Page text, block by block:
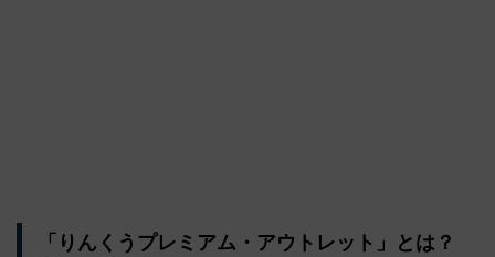
「りんくうプレミアム・アウトレット」とは？